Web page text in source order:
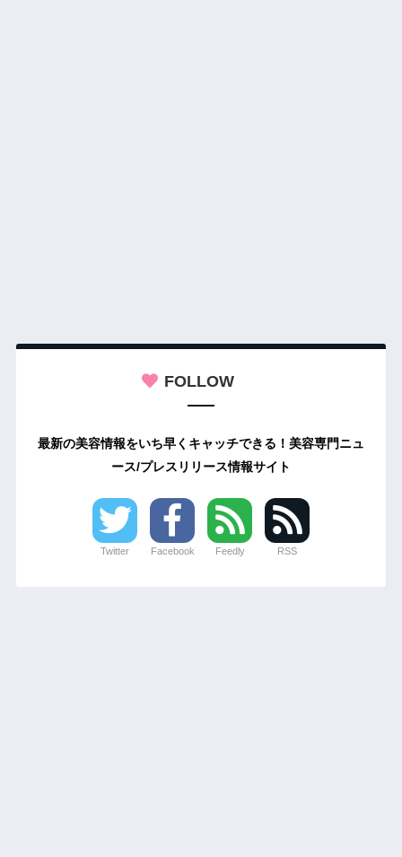
FOLLOW
最新の美容情報をいち早くキャッチできる！美容専門ニュ
ース/プレスリリース情報サイト
Twitter Facebook Feedly RSS